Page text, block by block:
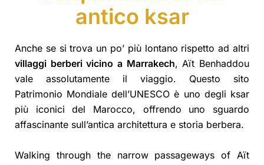
antico ksar
Anche se si trova un po’ più lontano rispetto ad altri
villaggi berberi vicino a Marrakech, Aït Benhaddou
vale assolutamente il viaggio. Questo sito
Patrimonio Mondiale dell’UNESCO è uno degli ksar
più iconici del Marocco, offrendo uno sguardo
affascinante sull’antica architettura e storia berbera.
Walking through the narrow passageways of Aït